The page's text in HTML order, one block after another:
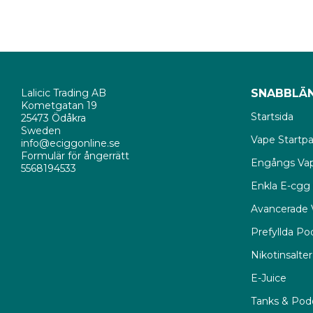
kompatibla e-
Produkten finns
ska förvaras
Typ av E-juice
Tillverkare
Lalicic Trading AB
Kometgatan 19
25473 Ödåkra
Sweden
info@eciggonline.se
Formulär för ångerrätt
5568194533
Startsida
Vape
Engångs
Enkla E-
Avancerade
Prefyllda
Nikotinsalter
E-Juice
Tanks &